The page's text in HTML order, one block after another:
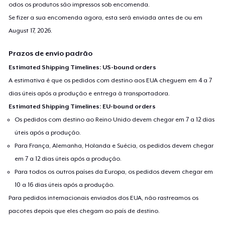
odos os produtos são impressos sob encomenda.
Se fizer a sua encomenda agora, esta será enviada antes de ou em
August 17, 2026
Prazos de envio padrão
Estimated Shipping Timelines: US-bound orders
A estimativa é que os pedidos com destino aos EUA cheguem em 4 a 7
dias úteis após a produção e entrega à transportadora.
Estimated Shipping Timelines: EU-bound orders
Os pedidos com destino ao Reino Unido devem chegar em 7 a 12 dias
úteis após a produção.
Para França, Alemanha, Holanda e Suécia, os pedidos devem chegar
em 7 a 12 dias úteis após a produção.
Para todos os outros países da Europa, os pedidos devem chegar em
10 a 16 dias úteis após a produção.
Para pedidos internacionais enviados dos EUA, não rastreamos os
pacotes depois que eles chegam ao país de destino.